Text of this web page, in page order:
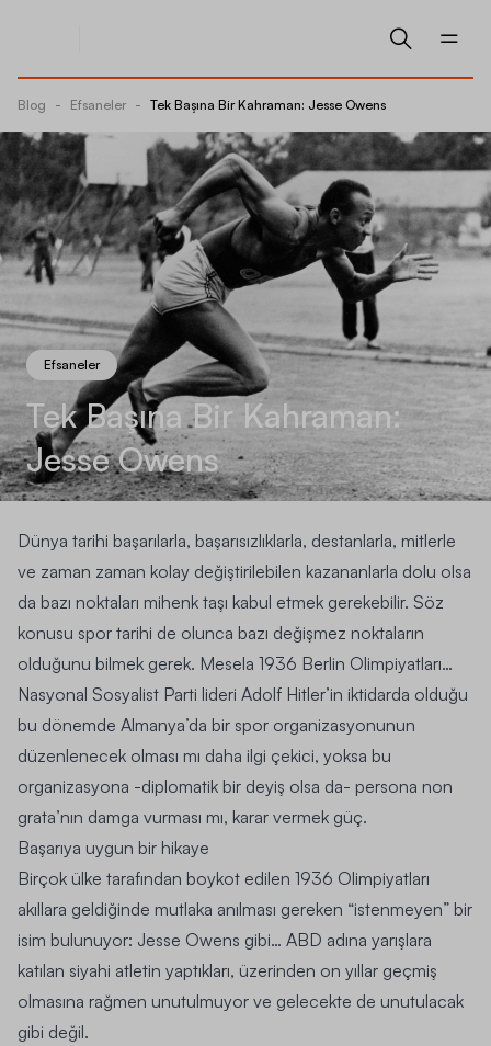
Blog - Efsaneler - Tek Başına Bir Kahraman: Jesse Owens
Efsaneler
Tek Başına Bir Kahraman:
Jesse Owens
Dünya tarihi başarılarla, başarısızlıklarla, destanlarla, mitlerle
ve zaman zaman kolay değiştirilebilen kazananlarla dolu olsa
da bazı noktaları mihenk taşı kabul etmek gerekebilir. Söz
konusu spor tarihi de olunca bazı değişmez noktaların
olduğunu bilmek gerek. Mesela 1936 Berlin Olimpiyatları…
Nasyonal Sosyalist Parti lideri Adolf Hitler’in iktidarda olduğu
bu dönemde Almanya’da bir spor organizasyonunun
düzenlenecek olması mı daha ilgi çekici, yoksa bu
organizasyona -diplomatik bir deyiş olsa da- persona non
grata’nın damga vurması mı, karar vermek güç.
Başarıya uygun bir hikaye
Birçok ülke tarafından boykot edilen 1936 Olimpiyatları
akıllara geldiğinde mutlaka anılması gereken “istenmeyen” bir
isim bulunuyor: Jesse Owens gibi… ABD adına yarışlara
katılan siyahi atletin yaptıkları, üzerinden on yıllar geçmiş
olmasına rağmen unutulmuyor ve gelecekte de unutulacak
gibi değil.